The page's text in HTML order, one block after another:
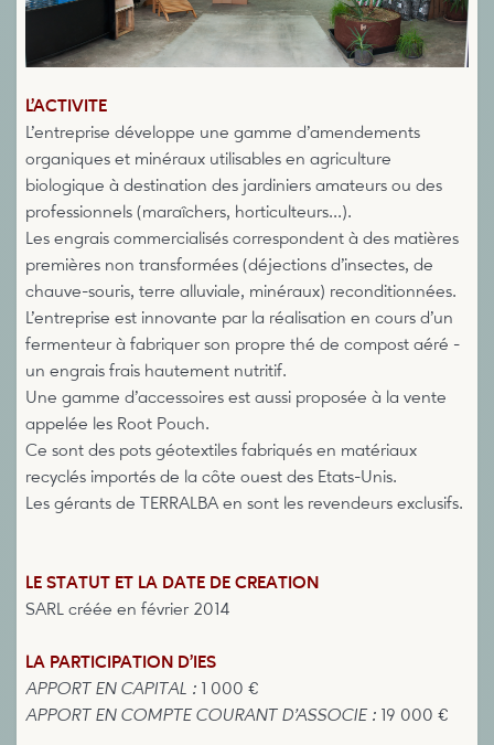
L’ACTIVITE
L’entreprise développe une gamme d’amendements
organiques et minéraux utilisables en agriculture
biologique à destination des jardiniers amateurs ou des
professionnels (maraîchers, horticulteurs...).
Les engrais commercialisés correspondent à des matières
premières non transformées (déjections d’insectes, de
chauve-souris, terre alluviale, minéraux) reconditionnées.
L’entreprise est innovante par la réalisation en cours d’un
fermenteur à fabriquer son propre thé de compost aéré -
un engrais frais hautement nutritif.
Une gamme d’accessoires est aussi proposée à la vente
appelée les Root Pouch.
Ce sont des pots géotextiles fabriqués en matériaux
recyclés importés de la côte ouest des Etats-Unis.
Les gérants de TERRALBA en sont les revendeurs exclusifs.
LE STATUT ET LA DATE DE CREATION
SARL créée en février 2014
LA PARTICIPATION D’IES
APPORT EN CAPITAL : 1 000 €
APPORT EN COMPTE COURANT D’ASSOCIE : 19 000 €